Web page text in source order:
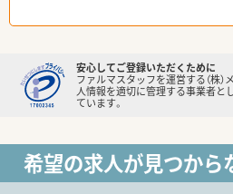
安心してご登録いただくために
ファルマスタッフを運営する（株
人情報を適切に管理する事業者と
ています。
希望の求人が見つか